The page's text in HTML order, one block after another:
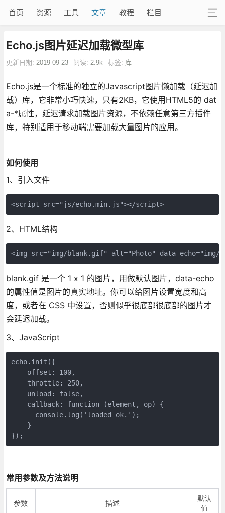
首页 资源 工具 文章 教程 栏目
Echo.js图片延迟加载微型库
更新日期: 2019-09-23 阅读: 2.9k 标签: 库
Echo.js是一个标准的独立的Javascript图片懒加载（延迟加
载）库，它非常小巧快速，只有2KB，它使用HTML5的 dat
a-*属性，延迟请求加载图片资源，不依赖任意第三方插件
库，特别适用于移动端需要加载大量图片的应用。
如何使用
1、引入文件
<script src="js/echo.min.js"></script>
2、HTML结构
<img src="img/blank.gif" alt="Photo" data-echo="img/
blank.gif 是一个 1 x 1 的图片，用做默认图片，data-echo
的属性值是图片的真实地址。你可以给图片设置宽度和高
度，或者在 CSS 中设置，否则似乎很底部很底部的图片才
会延迟加载。
3、JavaScript
echo.init({
offset: 100,
throttle: 250,
unload: false,
callback: function (element, op) {
console.log('loaded ok.');
}
});
常用参数及方法说明
参数 描述
默认
值